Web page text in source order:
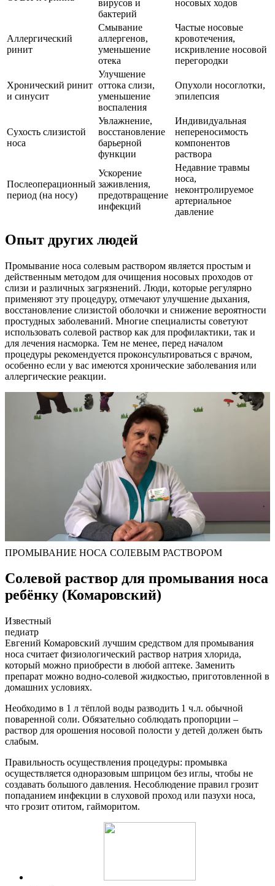
вирусов и
бактерий
носовых ходов
Аллергический
ринит
Смывание
аллергенов,
уменьшение
отека
Частые носовые
кровотечения,
искривление носовой
перегородки
Хронический ринит
и синусит
Улучшение
оттока слизи,
уменьшение
воспаления
Опухоли носоглотки,
эпилепсия
Сухость слизистой
носа
Увлажнение,
восстановление
барьерной
функции
Индивидуальная
непереносимость
компонентов
раствора
Послеоперационный
период (на носу)
Ускорение
заживления,
предотвращение
инфекций
Недавние травмы
носа,
неконтролируемое
артериальное
давление
Опыт других людей
Промывание носа солевым раствором является простым и
действенным методом для очищения носовых проходов от
слизи и различных загрязнений. Люди, которые регулярно
применяют эту процедуру, отмечают улучшение дыхания,
восстановление слизистой оболочки и снижение вероятности
простудных заболеваний. Многие специалисты советуют
использовать солевой раствор как для профилактики, так и
для лечения насморка. Тем не менее, перед началом
процедуры рекомендуется проконсультироваться с врачом,
особенно если у вас имеются хронические заболевания или
аллергические реакции.
ПРОМЫВАНИЕ НОСА СОЛЕВЫМ РАСТВОРОМ
Солевой раствор для промывания носа
ребёнку (Комаровский)
Известный
педиатр
Евгений Комаровский лучшим средством для промывания
носа считает физиологический раствор натрия хлорида,
который можно приобрести в любой аптеке. Заменить
препарат можно водно-солевой жидкостью, приготовленной в
домашних условиях.
Необходимо в 1 л тёплой воды разводить 1 ч.л. обычной
поваренной соли. Обязательно соблюдать пропорции –
раствор для орошения носовой полости у детей должен быть
слабым.
Правильность осуществления процедуры: промывка
осуществляется одноразовым шприцом без иглы, чтобы не
создавать большого давления. Несоблюдение правил грозит
попаданием инфекции в слуховой проход или пазухи носа,
что грозит отитом, гайморитом.